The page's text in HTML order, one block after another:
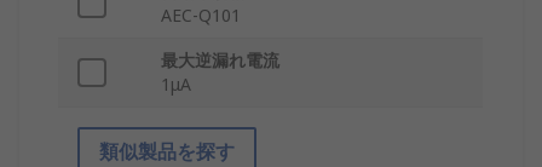
AEC-Q101
最大逆漏れ電流
1μA
類似製品を探す